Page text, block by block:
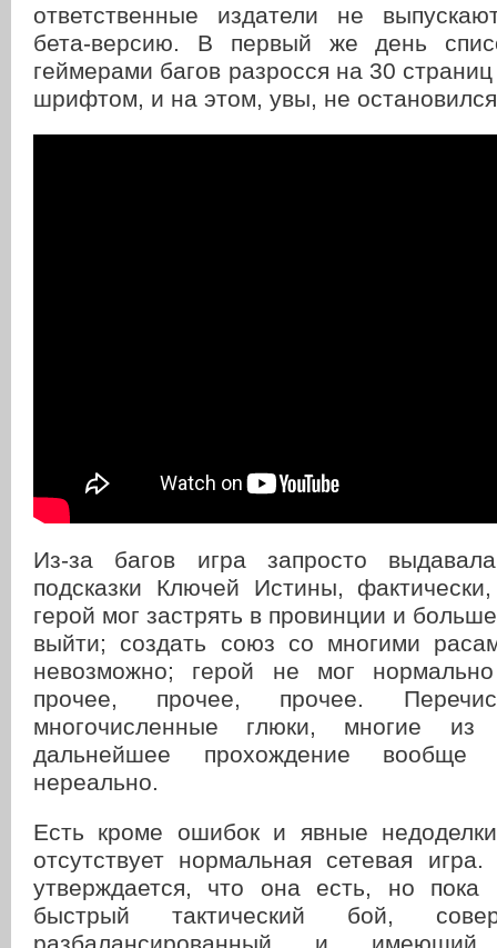
ответственные издатели не
бета-версию. В первый же день
геймерами багов разросся на 30
шрифтом, и на этом, увы, не
Из-за багов игра запросто
подсказки Ключей Истины,
герой мог застрять в провинции и
выйти; создать союз со многими
невозможно; герой не мог
прочее, прочее, прочее.
многочисленные глюки, многие из
дальнейшее прохождение
нереально.
Есть кроме ошибок и явные
отсутствует нормальная сетевая
утверждается, что она есть, но пока
быстрый тактический бой,